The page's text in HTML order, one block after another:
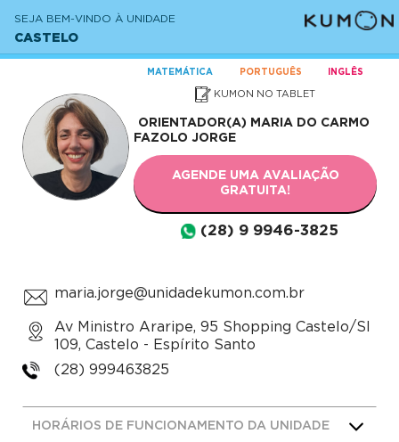
SEJA BEM-VINDO À UNIDADE
CASTELO
MATEMÁTICA PORTUGUÊS INGLÊS
KUMON NO TABLET
ORIENTADOR(A) MARIA DO CARMO
FAZOLO JORGE
AGENDE UMA AVALIAÇÃO
GRATUITA!
(28) 9 9946-3825
maria.jorge@unidadekumon.com.br
Av Ministro Araripe, 95 Shopping Castelo/Sl
109, Castelo - Espírito Santo
(28) 999463825
HORÁRIOS DE FUNCIONAMENTO DA UNIDADE